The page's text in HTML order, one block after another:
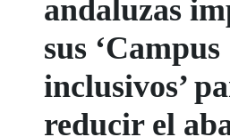
andaluzas
sus ‘Campus
inclusivos’
reducir el